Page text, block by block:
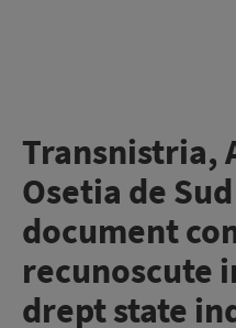
Transnistria,
Osetia de
document
recunoscute
drept state